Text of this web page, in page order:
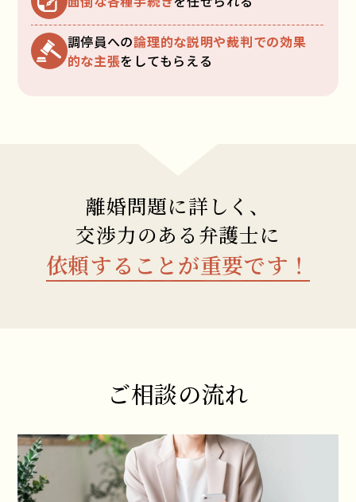
調停員への論理的な説明や裁判での効果
的な主張をしてもらえる
離婚問題に詳しく、
交渉力のある弁護士に
依頼することが重要です！
ご相談の流れ